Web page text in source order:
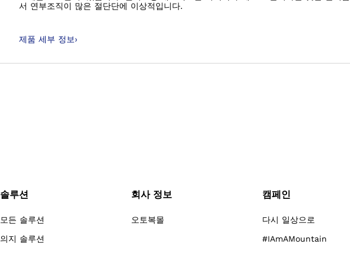
서 연부조직이 많은 절단단에 이상적입니다.
제품 세부 정보›
솔루션
모든 솔루션
의지 솔루션
회사 정보
오토복몰
캠페인
다시 일상으로
#IAmAMountain